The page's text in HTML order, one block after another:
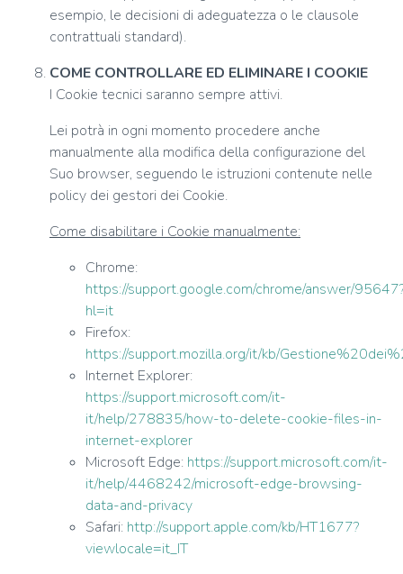
esempio, le decisioni di adeguatezza o le clausole
contrattuali standard).
COME CONTROLLARE ED ELIMINARE I COOKIE
I Cookie tecnici saranno sempre attivi.
Lei potrà in ogni momento procedere anche
manualmente alla modifica della configurazione del
Suo browser, seguendo le istruzioni contenute nelle
policy dei gestori dei Cookie.
Come disabilitare i Cookie manualmente:
Chrome:
https://support.google.com/chrome/answer/
hl=it
Firefox:
https://support.mozilla.org/it/kb/
Internet Explorer:
https://support.microsoft.com/it-
it/help/278835/how-to-delete-cookie-files-in-
internet-explorer
Microsoft Edge: https://support.microsoft.com/it-
it/help/4468242/microsoft-edge-browsing-
data-and-privacy
Safari: http://support.apple.com/kb/HT1677?
viewlocale=it_IT